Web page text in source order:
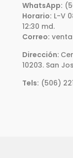
WhatsApp:
Horario: L-V
12:30 md.
Correo:
Dirección:
10203. San
Tels: (506)